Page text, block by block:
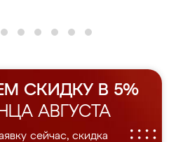
СКИДКУ В 5%
АВГУСТА
сейчас, скидка